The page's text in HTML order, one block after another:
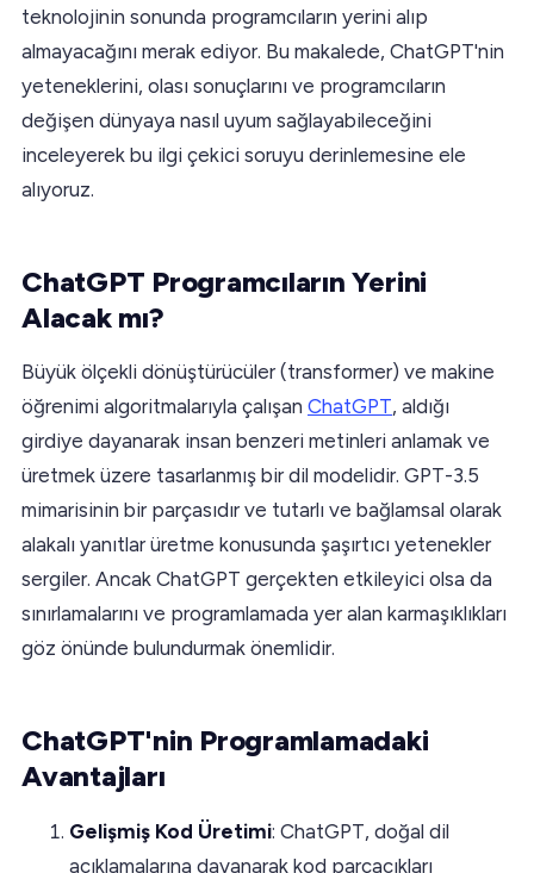
teknolojinin sonunda programcıların yerini alıp
almayacağını merak ediyor. Bu makalede, ChatGPT'nin
yeteneklerini, olası sonuçlarını ve programcıların
değişen dünyaya nasıl uyum sağlayabileceğini
inceleyerek bu ilgi çekici soruyu derinlemesine ele
alıyoruz.
ChatGPT Programcıların Yerini
Alacak mı?
Büyük ölçekli dönüştürücüler (transformer) ve makine
öğrenimi algoritmalarıyla çalışan ChatGPT, aldığı
girdiye dayanarak insan benzeri metinleri anlamak ve
üretmek üzere tasarlanmış bir dil modelidir. GPT-3.5
mimarisinin bir parçasıdır ve tutarlı ve bağlamsal olarak
alakalı yanıtlar üretme konusunda şaşırtıcı yetenekler
sergiler. Ancak ChatGPT gerçekten etkileyici olsa da
sınırlamalarını ve programlamada yer alan karmaşıklıkları
göz önünde bulundurmak önemlidir.
ChatGPT'nin Programlamadaki
Avantajları
Gelişmiş Kod Üretimi: ChatGPT, doğal dil
açıklamalarına dayanarak kod parçacıkları